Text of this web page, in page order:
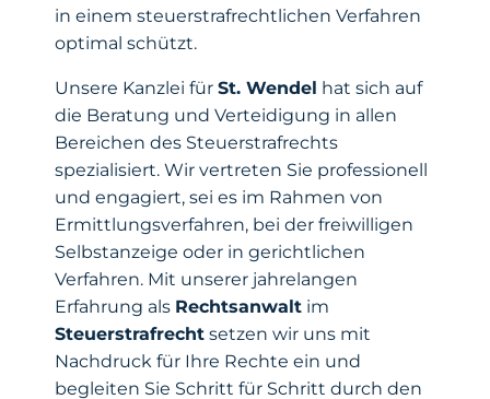
in einem steuerstrafrechtlichen Verfahren
optimal schützt.
Unsere Kanzlei für St. Wendel hat sich auf
die Beratung und Verteidigung in allen
Bereichen des Steuerstrafrechts
spezialisiert. Wir vertreten Sie professionell
und engagiert, sei es im Rahmen von
Ermittlungsverfahren, bei der freiwilligen
Selbstanzeige oder in gerichtlichen
Verfahren. Mit unserer jahrelangen
Erfahrung als Rechtsanwalt im
Steuerstrafrecht setzen wir uns mit
Nachdruck für Ihre Rechte ein und
begleiten Sie Schritt für Schritt durch den